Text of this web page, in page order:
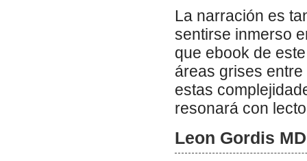
La narración es
sentirse inmerso
que ebook de
áreas grises
estas
resonará con
Leon Gordis